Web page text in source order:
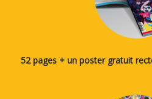
52 pages + un poster gratuit